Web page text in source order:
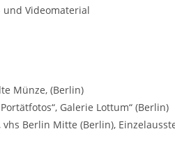
und Videomaterial
Münze, (Berlin)
Galerie Lottum“ (Berlin)
Berlin Mitte (Berlin),